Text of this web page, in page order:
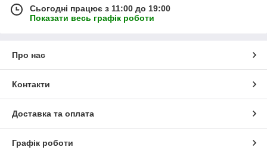
Сьогодні працює з 11:00 до 19:00
Показати весь графік роботи
Про нас
Контакти
Доставка та оплата
Графік роботи